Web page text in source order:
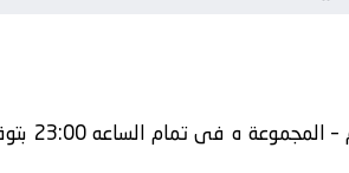
يلا شوت يلتقى اليوم 2026-06-25